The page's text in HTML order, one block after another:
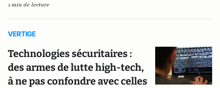
1 min de lecture
VERTIGE
Technologies sécuritaires :
des armes de lutte high-tech,
à ne pas confondre avec celles